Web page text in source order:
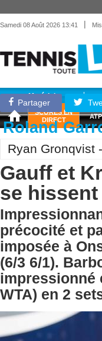
Samedi 08 Août 2026 13:41 |
Matériel
SCORES EN
DIRECT
ATP
Partager
Roland
Ryan Gronqvist
Gauff et
se hissent
précocité et
imposée à
(6/3 6/1).
impressionné
WTA) en 2